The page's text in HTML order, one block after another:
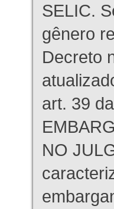
SELIC.
gênero
Decreto
art. 39
NO